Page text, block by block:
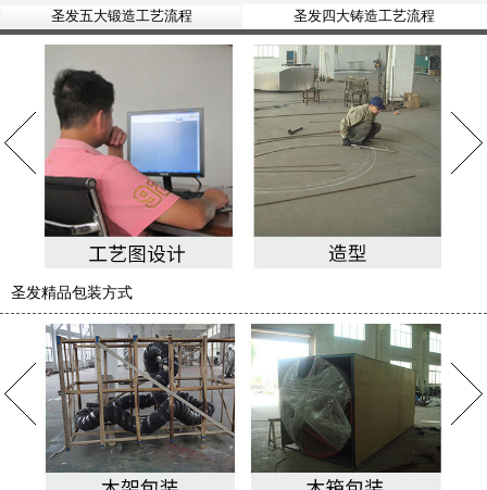
圣发五大锻造工艺流程 圣发四大铸造工艺流程
圣发精品包装方式